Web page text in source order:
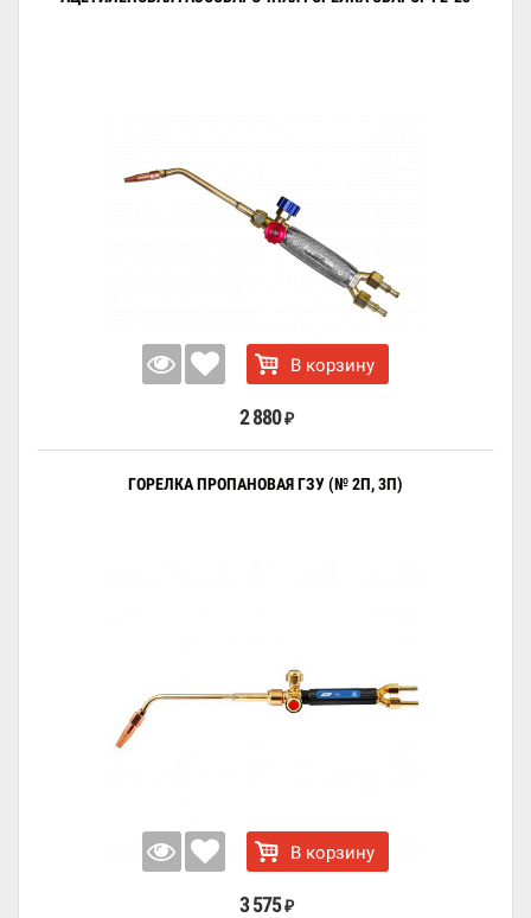
В корзину
2 880 ₽
ГОРЕЛКА ПРОПАНОВАЯ ГЗУ (№ 2П, 3П)
В корзину
3 575 ₽